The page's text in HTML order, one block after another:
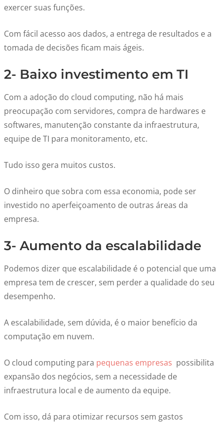
exercer suas funções.
Com fácil acesso aos dados, a entrega de resultados e a
tomada de decisões ficam mais ágeis.
2- Baixo investimento em TI
Com a adoção do cloud computing, não há mais
preocupação com servidores, compra de hardwares e
softwares, manutenção constante da infraestrutura,
equipe de TI para monitoramento, etc.
Tudo isso gera muitos custos.
O dinheiro que sobra com essa economia, pode ser
investido no aperfeiçoamento de outras áreas da
empresa.
3- Aumento da escalabilidade
Podemos dizer que escalabilidade é o potencial que uma
empresa tem de crescer, sem perder a qualidade do seu
desempenho.
A escalabilidade, sem dúvida, é o maior benefício da
computação em nuvem.
O cloud computing para pequenas empresas possibilita
expansão dos negócios, sem a necessidade de
infraestrutura local e de aumento da equipe.
Com isso, dá para otimizar recursos sem gastos